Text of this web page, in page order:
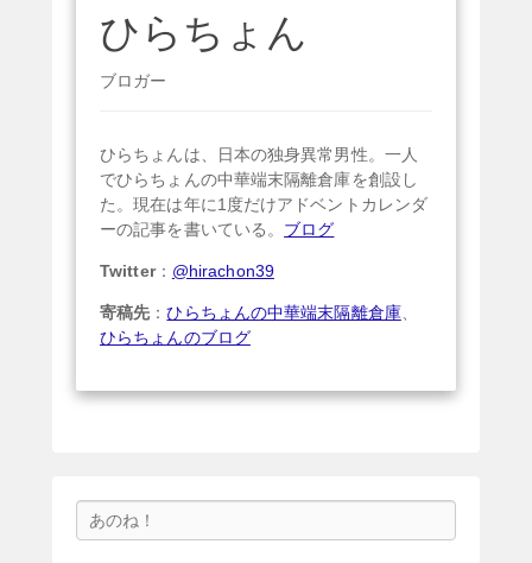
ひらちょん
ブロガー
ひらちょんは、日本の独身異常男性。一人
でひらちょんの中華端末隔離倉庫を創設し
た。現在は年に1度だけアドベントカレンダ
ーの記事を書いている。 ブログ
Twitter： @hirachon39
寄稿先 ：ひらちょんの中華端末隔離倉庫、
ひらちょんのブログ
索